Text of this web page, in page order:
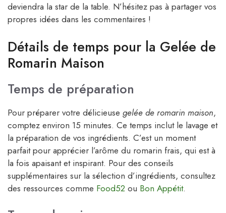
deviendra la star de la table. N’hésitez pas à partager vos
propres idées dans les commentaires !
Détails de temps pour la Gelée de
Romarin Maison
Temps de préparation
Pour préparer votre délicieuse gelée de romarin maison,
comptez environ 15 minutes. Ce temps inclut le lavage et
la préparation de vos ingrédients. C’est un moment
parfait pour apprécier l’arôme du romarin frais, qui est à
la fois apaisant et inspirant. Pour des conseils
supplémentaires sur la sélection d’ingrédients, consultez
des ressources comme Food52 ou Bon Appétit.